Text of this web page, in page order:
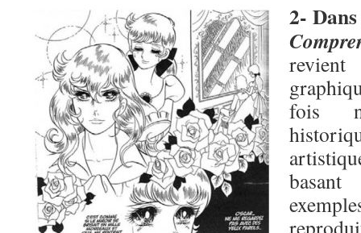
2-
fois